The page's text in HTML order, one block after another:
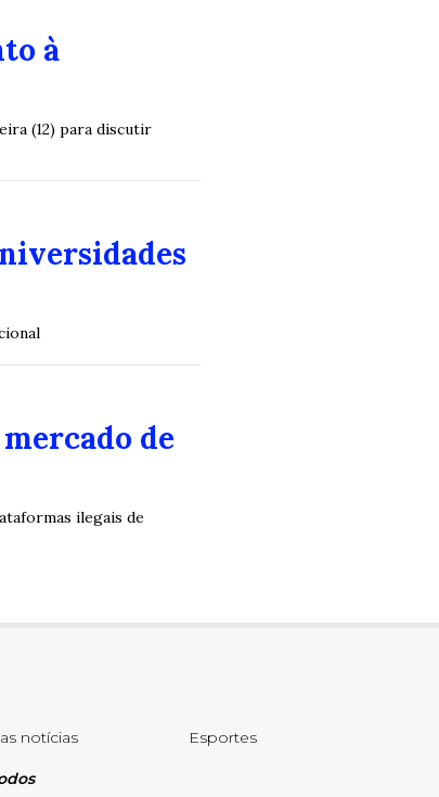
à
(12) para discutir
de
ilegais de
notícias Esportes